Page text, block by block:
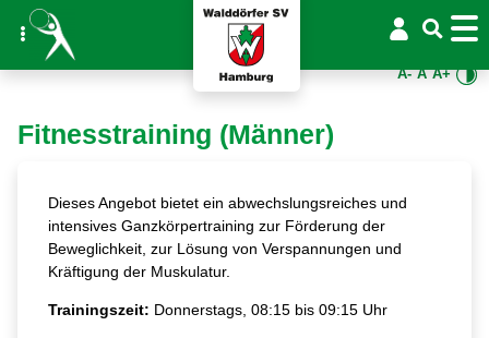
A- A A+
Fitnesstraining (Männer)
Dieses Angebot bietet ein abwechslungsreiches und
intensives Ganzkörpertraining zur Förderung der
Beweglichkeit, zur Lösung von Verspannungen und
Kräftigung der Muskulatur.
Trainingszeit: Donnerstags, 08:15 bis 09:15 Uhr